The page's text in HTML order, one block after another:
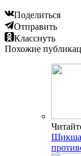
Поделиться
Отправить
Класснуть
Похожие
Шикша